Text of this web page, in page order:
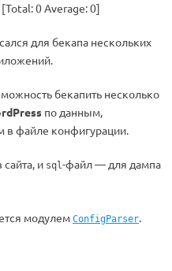
[Total:0Average:0]
для бекапа нескольких
бекапить несколько
по данным,
в файле конфигурации.
и sql-файл — для дампа
модулем ConfigParser.